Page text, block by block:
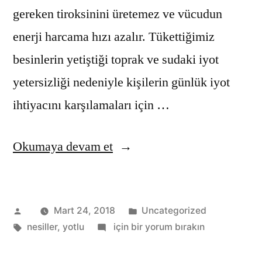
gereken tiroksinini üretemez ve vücudun
enerji harcama hızı azalır. Tükettiğimiz
besinlerin yetiştiği toprak ve sudaki iyot
yetersizliği nedeniyle kişilerin günlük iyot
ihtiyacını karşılamaları için …
Okumaya devam et“Zeki
İyotlu
Tuz
Gönderen:Mart 24, 2018 Kategori:
Uncategorized
Etiketler:
nesiller, yotlu
Zeki
için bir yorum bırakın